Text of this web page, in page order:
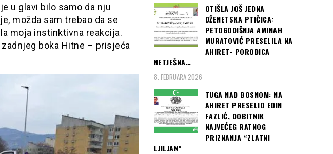
u glavi bilo samo da nju
možda sam trebao da se
moja instinktivna reakcija.
boka Hitne – prisjeća
OTIŠLA JOŠ JEDNA
DŽENETSKA PTIČICA:
PETOGODIŠNJA AMINAH
MURATOVIĆ PRESELILA NA
AHIRET- PORODICA
NETJEŠNA…
8. FEBRUARA 2026
TUGA NAD BOSNOM: NA
AHIRET PRESELIO EDIN
FAZLIĆ, DOBITNIK
NAJVEĆEG RATNOG
PRIZNANJA “ZLATNI
LJILJAN”